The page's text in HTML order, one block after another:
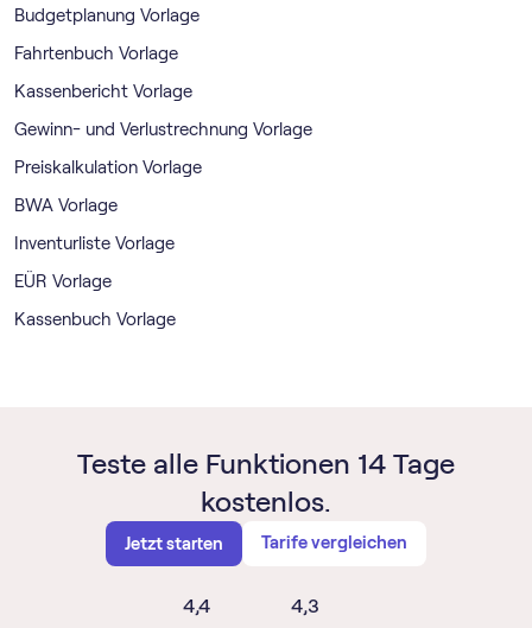
Budgetplanung Vorlage
Fahrtenbuch Vorlage
Kassenbericht Vorlage
Gewinn- und Verlustrechnung Vorlage
Preiskalkulation Vorlage
BWA Vorlage
Inventurliste Vorlage
EÜR Vorlage
Kassenbuch Vorlage
Teste alle Funktionen 14 Tage
kostenlos.
Jetzt starten Tarife vergleichen
4,4 4,3